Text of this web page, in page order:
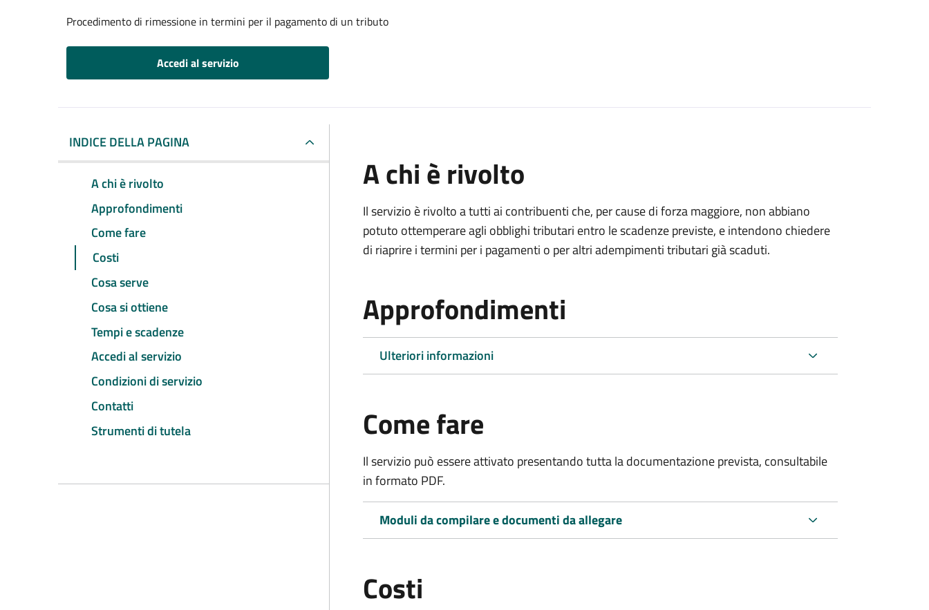
Procedimento di rimessione in termini per il pagamento di un tributo
Accedi al servizio
INDICE DELLA PAGINA
A chi è rivolto
Approfondimenti
Come fare
Costi
Cosa serve
Cosa si ottiene
Tempi e scadenze
Accedi al servizio
Condizioni di servizio
Contatti
Strumenti di tutela
A chi è rivolto
Il servizio è rivolto a tutti ai contribuenti che, per cause di forza maggiore, non abbiano
potuto ottemperare agli obblighi tributari entro le scadenze previste, e intendono chiedere
di riaprire i termini per i pagamenti o per altri adempimenti tributari già scaduti.
Approfondimenti
Ulteriori informazioni
Come fare
Il servizio può essere attivato presentando tutta la documentazione prevista, consultabile
in formato PDF.
Moduli da compilare e documenti da allegare
Costi